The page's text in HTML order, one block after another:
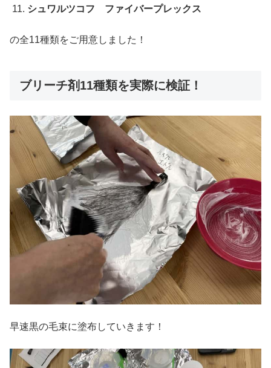
シュワルツコフ ファイバープレックス
の全11種類をご用意しました！
ブリーチ剤11種類を実際に検証！
早速黒の毛束に塗布していきます！